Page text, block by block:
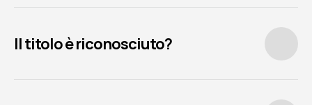
Il titolo è riconosciuto?